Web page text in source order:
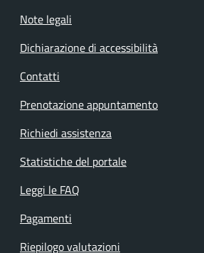
Note legali
Dichiarazione di accessibilità
Contatti
Prenotazione appuntamento
Richiedi assistenza
Statistiche del portale
Leggi le FAQ
Pagamenti
Riepilogo valutazioni